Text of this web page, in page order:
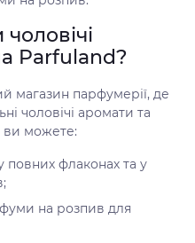
Parfuland?
магазин парфумерії, де
чоловічі аромати та
ви можете:
повних флаконах та у
на розпив для